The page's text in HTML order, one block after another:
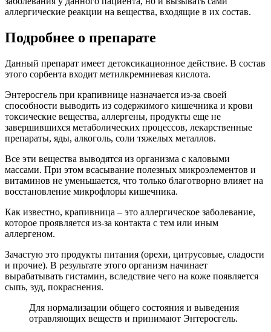
аллергические реакции на вещества, входящие в их состав.
Подробнее о препарате
Данный препарат имеет детоксикационное действие. В состав
этого сорбента входит метилкремниевая кислота.
Энтеросгель при крапивнице назначается из-за своей
способности выводить из содержимого кишечника и крови
токсические вещества, аллергены, продукты еще не
завершившихся метаболических процессов, лекарственные
препараты, яды, алкоголь, соли тяжелых металлов.
Все эти вещества выводятся из организма с каловыми
массами. При этом всасывание полезных микроэлементов и
витаминов не уменьшается, что только благотворно влияет на
восстановление микрофлоры кишечника.
Как известно, крапивница – это аллергическое заболевание,
которое проявляется из-за контакта с тем или иным
аллергеном.
Зачастую это продукты питания (орехи, цитрусовые, сладости
и прочие). В результате этого организм начинает
вырабатывать гистамин, вследствие чего на коже появляется
сыпь, зуд, покраснения.
Для нормализации общего состояния и выведения
отравляющих веществ и принимают Энтеросгель.